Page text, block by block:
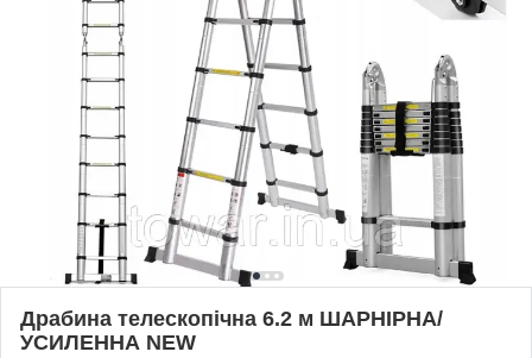
Драбина телескопічна 6.2 м ШАРНІРНА/
УСИЛЕННА NEW